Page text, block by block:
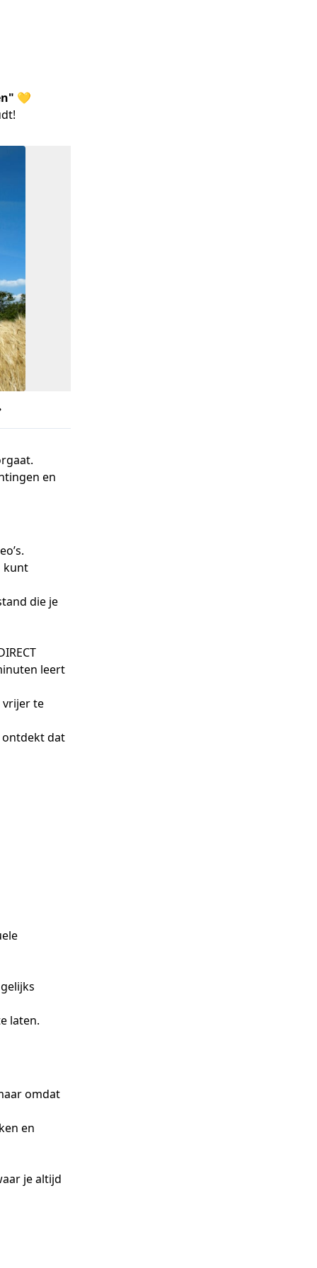
💛
en
kunt
die je
leert
te
dat
laten.
omdat
en
je altijd